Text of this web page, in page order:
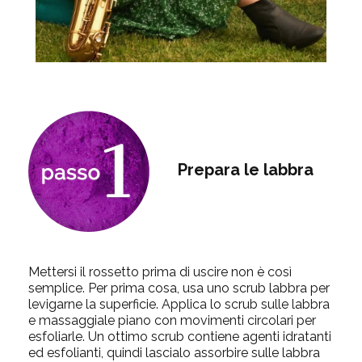
Prepara le labbra
Mettersi il rossetto prima di uscire non è così
semplice. Per prima cosa, usa uno scrub labbra per
levigarne la superficie. Applica lo scrub sulle labbra
e massaggiale piano con movimenti circolari per
esfoliarle. Un ottimo scrub contiene agenti idratanti
ed esfolianti, quindi lascialo assorbire sulle labbra